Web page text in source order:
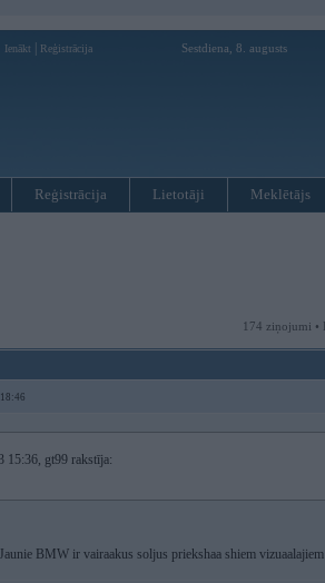
Ienākt Reģistrācija Sestdiena, 8. augusts
Reģistrācija Lietotāji Meklētājs
174 ziņojumi •
15:36, gt99 rakstīja:
BMW ir vairaakus soljus priekshaa shiem